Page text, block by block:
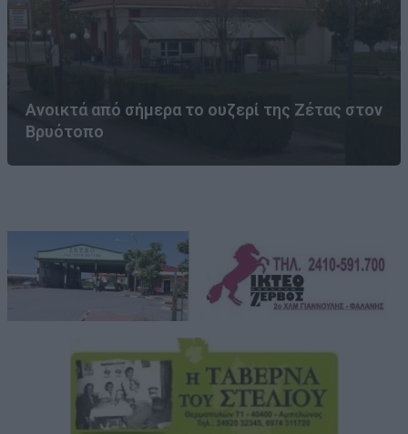
Ανοικτά από σήμερα το ουζερί της Ζέτας στον
Βρυότοπο